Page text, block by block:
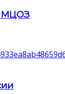
МЦОЗ